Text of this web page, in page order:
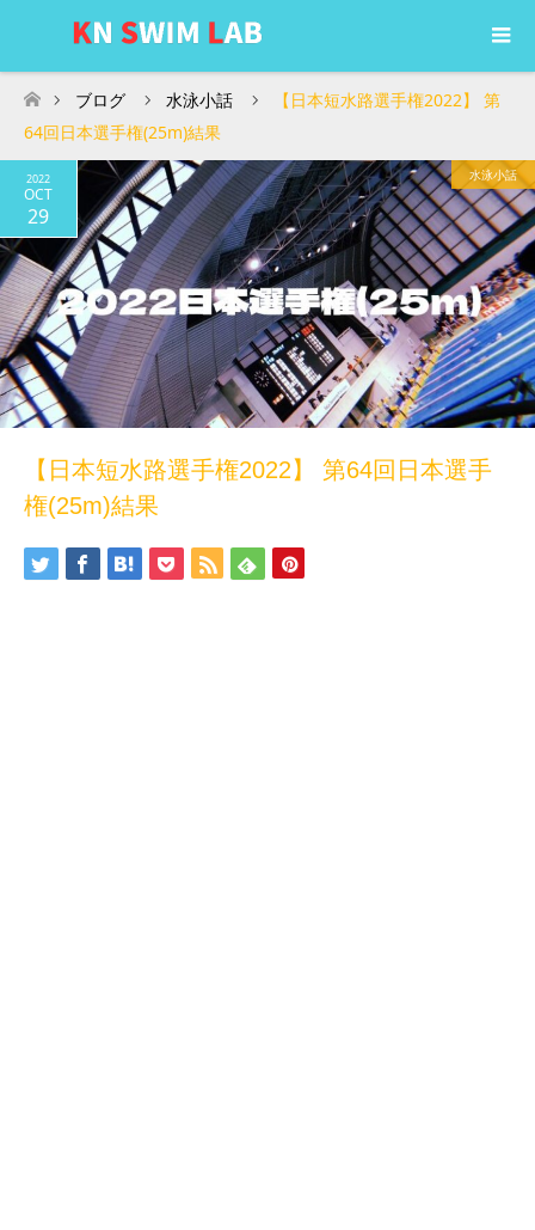
ホーム
ブログ 水泳小話
【日本短水路選手権2022】 第
64回日本選手権(25m)結果
2022
OCT
29
水泳小話
【日本短水路選手権2022】 第64回日本選手
権(25m)結果